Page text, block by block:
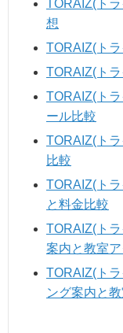
TORAIZ(ト
想
TORAIZ(ト
TORAIZ(ト
TORAIZ(ト
ール比較
TORAIZ(ト
比較
TORAIZ(ト
と料金比較
TORAIZ(ト
案内と教室
TORAIZ(ト
ング案内と